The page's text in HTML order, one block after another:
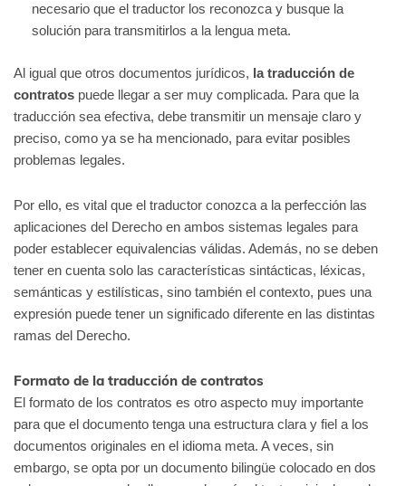
necesario que el traductor los reconozca y busque la
solución para transmitirlos a la lengua meta.
Al igual que otros documentos jurídicos, la traducción de
contratos puede llegar a ser muy complicada. Para que la
traducción sea efectiva, debe transmitir un mensaje claro y
preciso, como ya se ha mencionado, para evitar posibles
problemas legales.
Por ello, es vital que el traductor conozca a la perfección las
aplicaciones del Derecho en ambos sistemas legales para
poder establecer equivalencias válidas. Además, no se deben
tener en cuenta solo las características sintácticas, léxicas,
semánticas y estilísticas, sino también el contexto, pues una
expresión puede tener un significado diferente en las distintas
ramas del Derecho.
Formato de la traducción de contratos
El formato de los contratos es otro aspecto muy importante
para que el documento tenga una estructura clara y fiel a los
documentos originales en el idioma meta. A veces, sin
embargo, se opta por un documento bilingüe colocado en dos